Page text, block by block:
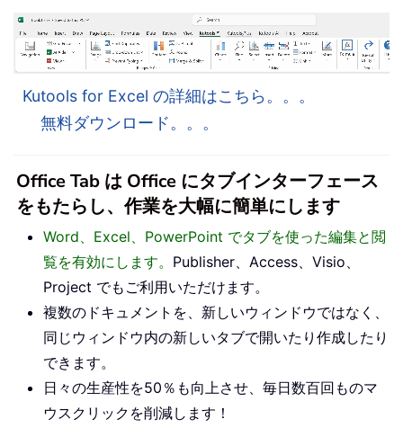
Kutools for Excel の詳細はこちら。。。
無料ダウンロード。。。
Office Tab は Office にタブインターフェース
をもたらし、作業を大幅に簡単にします
Word、Excel、PowerPoint でタブを使った編集と閲
覧を有効にします。 Publisher、Access、Visio、
Project でもご利用いただけます。
複数のドキュメントを、新しいウィンドウではなく、
同じウィンドウ内の新しいタブで開いたり作成したり
できます。
日々の生産性を50％も向上させ、毎日数百回ものマ
ウスクリックを削減します！